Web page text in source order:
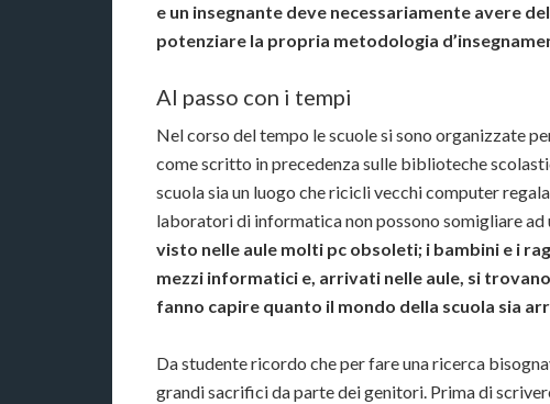
e un insegnante deve necessariamente avere
potenziare la propria metodologia
Al passo con i tempi
Nel corso del tempo le scuole si sono organizzate
come scritto in precedenza sulle biblioteche
scuola sia un luogo che ricicli vecchi computer
laboratori di informatica non possono somigliare ad
visto nelle aule molti pc obsoleti; i bambini e i
mezzi informatici e, arrivati nelle aule, si
fanno capire quanto il mondo della scuola sia
Da studente ricordo che per fare una ricerca
grandi sacrifici da parte dei genitori. Prima di